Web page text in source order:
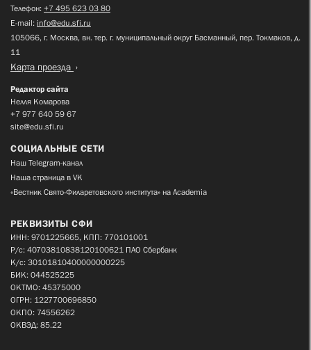
Телефон: +7 495 623 03 80
E-mail: info@edu.sfi.ru
105066, г. Москва, вн. тер. г. муниципальный округ Басманный, пер. Токмаков, д.
11
Карта проезда
Редактор сайта
Нелля Комарова
+7 977 640 59 67
site@edu.sfi.ru
СОЦИАЛЬНЫЕ СЕТИ
Наш Telegram-канал
Наша страница в VK
«Вестник Свято-Филаретовского института» на Academia
РЕКВИЗИТЫ СФИ
ИНН: 9701225665, КПП: 770101001
Р/с: 40703810838120100621 ПАО Сбербанк
К/с: 30101810400000000225
БИК: 044525225
ОКТМО: 45375000
ОГРН: 1227700696850
ОКПО: 74556262
ОКВЭД: 85.22